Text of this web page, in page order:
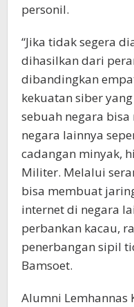
personil.
“Jika tidak segera
dihasilkan dari
dibandingkan
kekuatan siber
sebuah negara
negara lainnya
cadangan minyak,
Militer. Melalui
bisa membuat
internet di negara
perbankan kacau,
penerbangan sipil
Bamsoet.
Alumni Lemhannas